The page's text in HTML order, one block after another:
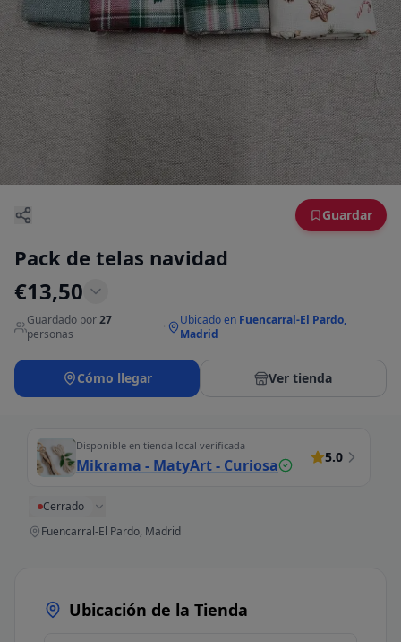
Guardar
Pack de telas navidad
€13,50
Guardado por27
personas
Ubicado en Fuencarral-El Pardo,
Madrid
Cómo llegar Ver tienda
Disponible en tienda local verificada
Mikrama - MatyArt - Curiosa 5.0
Cerrado
Fuencarral-El Pardo, Madrid
Ubicación de la Tienda